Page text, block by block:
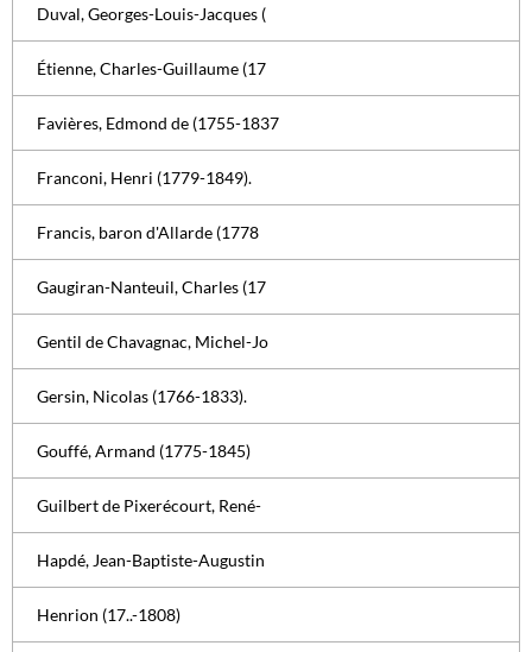
Duval, Georges-Louis-Jacques (
Étienne, Charles-Guillaume (17
Favières, Edmond de (1755-1837
Franconi, Henri (1779-1849).
Francis, baron d'Allarde (1778
Gaugiran-Nanteuil, Charles (17
Gentil de Chavagnac, Michel-Jo
Gersin, Nicolas (1766-1833).
Gouffé, Armand (1775-1845)
Guilbert de Pixerécourt, René-
Hapdé, Jean-Baptiste-Augustin
Henrion (17..-1808)